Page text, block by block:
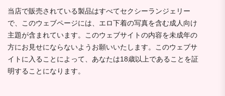
当店で販売されている製品はすべてセクシーランジェリー
で、このウェブページには、エロ下着の写真を含む成人向け
主題が含まれています。このウェブサイトの内容を未成年の
方にお見せにならないようお願いいたします。このウェブサ
イトに入ることによって、あなたは18歳以上であることを証
明することになります。